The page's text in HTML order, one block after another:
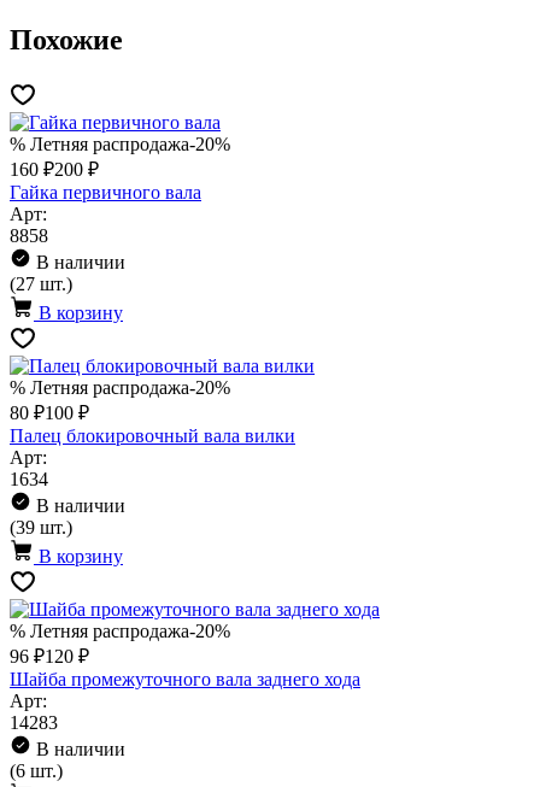
Похожие
% Летняя распродажа-20%
160 ₽200 ₽
Гайка первичного вала
Арт:
8858
В наличии
(27 шт.)
В корзину
% Летняя распродажа-20%
80 ₽100 ₽
Палец блокировочный вала вилки
Арт:
1634
В наличии
(39 шт.)
В корзину
% Летняя распродажа-20%
96 ₽120 ₽
Шайба промежуточного вала заднего хода
Арт:
14283
В наличии
(6 шт.)